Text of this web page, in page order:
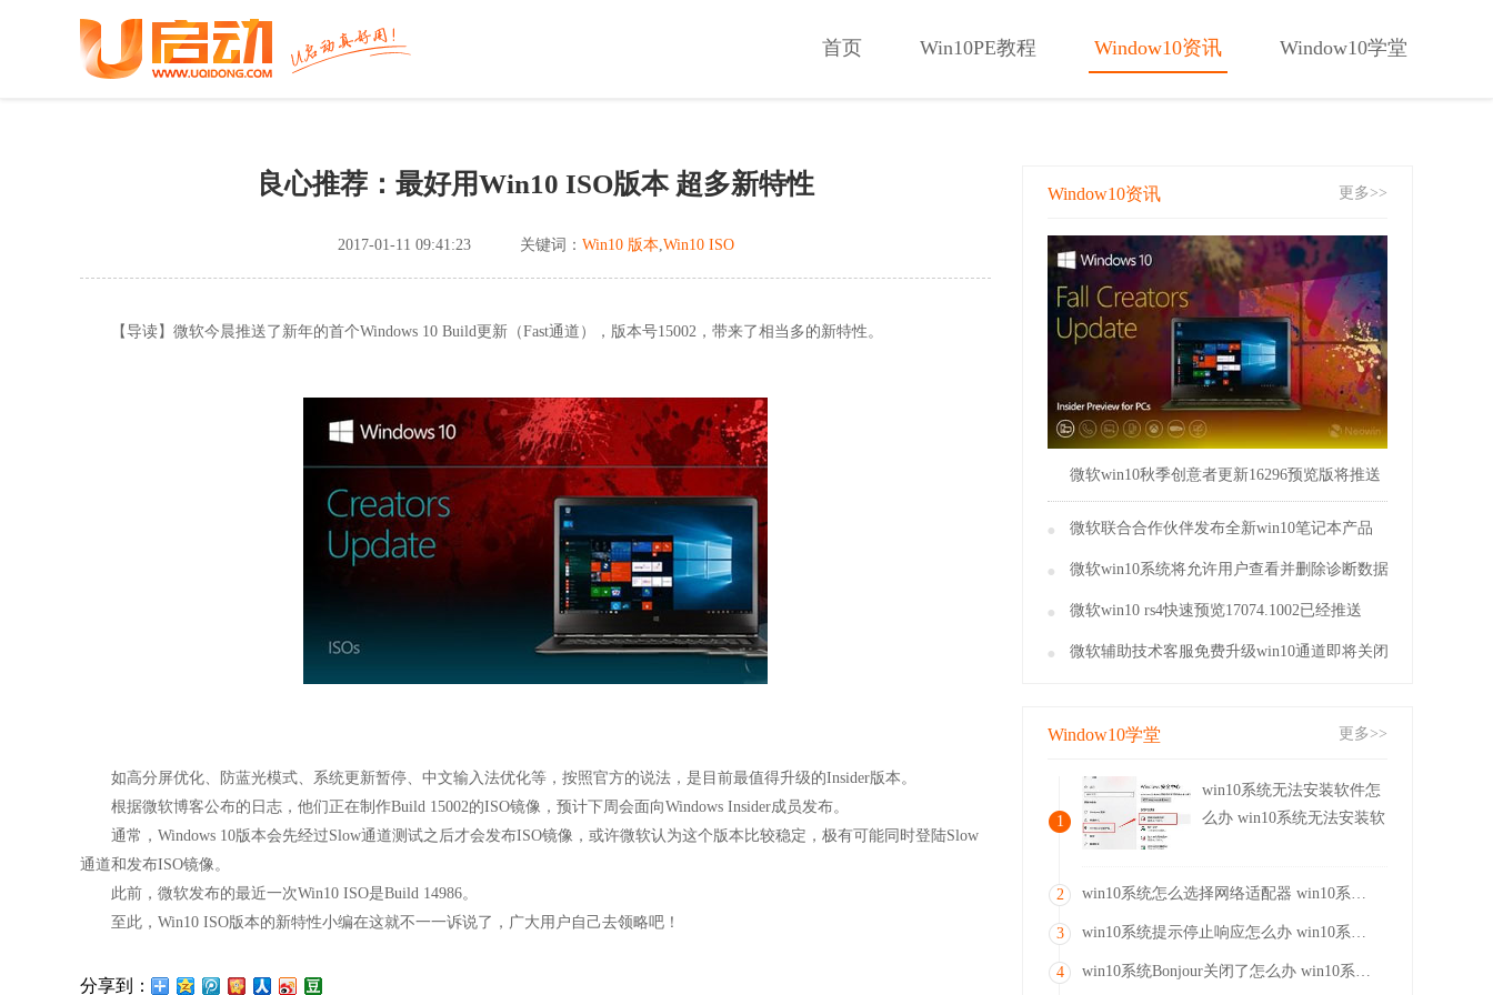
首页 Win10PE教程 Window10资讯 Window10学堂
良心推荐：最好用Win10 ISO版本 超多新特性
2017-01-11 09:41:23 关键词： Win10 版本,Win10 ISO
【导读】微软今晨推送了新年的首个Windows 10 Build更新（Fast通道），版本号15002，带来了相当多的新特性。
如高分屏优化、防蓝光模式、系统更新暂停、中文输入法优化等，按照官方的说法，是目前最值得升级的Insider版本。
根据微软博客公布的日志，他们正在制作Build 15002的ISO镜像，预计下周会面向Windows Insider成员发布。
通常，Windows 10版本会先经过Slow通道测试之后才会发布ISO镜像，或许微软认为这个版本比较稳定，极有可能同时登陆Slow
通道和发布ISO镜像。
此前，微软发布的最近一次Win10 ISO是Build 14986。
至此，Win10 ISO版本的新特性小编在这就不一一诉说了，广大用户自己去领略吧！
分享到：
Window10资讯 更多>>
微软win10秋季创意者更新16296预览版将推送
微软联合合作伙伴发布全新win10笔记本产品
微软win10系统将允许用户查看并删除诊断数据
微软win10 rs4快速预览17074.1002已经推送
微软辅助技术客服免费升级win10通道即将关闭
Window10学堂 更多>>
1
win10系统无法安装软件怎
么办 win10系统无法安装软
2 win10系统怎么选择网络适配器 win10系统选择网络适配器操作方法
3 win10系统提示停止响应怎么办 win10系统提示停止响应解决方法
4 win10系统Bonjour关闭了怎么办 win10系统Bonjour关闭了解决方法